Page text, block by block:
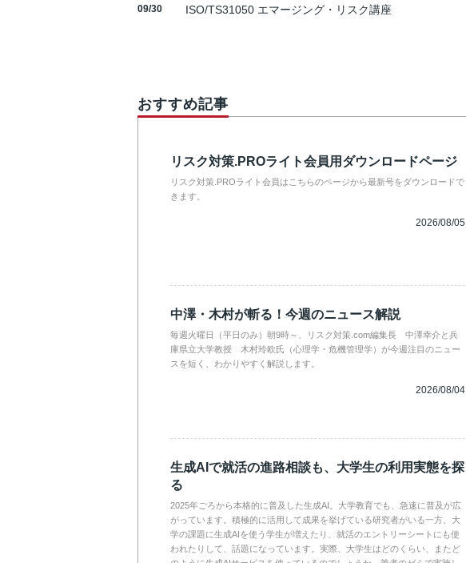
09/30 ISO/TS31050 エマージング・リスク講座
おすすめ記事
リスク対策.PROライト会員用ダウンロードページ
リスク対策.PROライト会員はこちらのページから最新号をダウンロードで
きます。
2026/08/05
中澤・木村が斬る！今週のニュース解説
毎週火曜日（平日のみ）朝9時～、リスク対策.com編集長 中澤幸介と兵
庫県立大学教授 木村玲欧氏（心理学・危機管理学）が今週注目のニュー
スを短く、わかりやすく解説します。
2026/08/04
生成AIで就活の進路相談も、大学生の利用実態を探
る
2025年ごろから本格的に普及した生成AI。大学教育でも、急速に普及が広
がっています。積極的に活用して成果を挙げている研究者がいる一方、大
学の課題に生成AIを使う学生が増えたり、就活のエントリーシートにも使
われたりして、話題になっています。実際、大学生はどのくらい、またど